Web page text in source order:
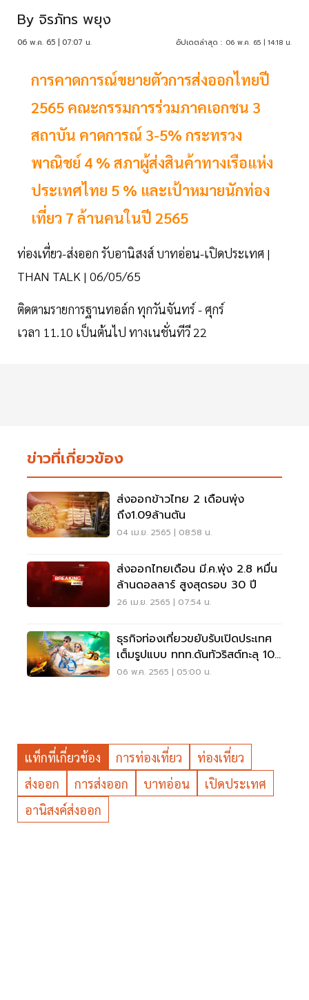
By จิรภัทร พยุง
06 พ.ค. 65 | 07:07 น. อัปเดตล่าสุด : 06 พ.ค. 65 | 14:18 น.
การคาดการณ์ขยายตัวการส่งออกไทยปี
2565 คณะกรรมการร่วมภาคเอกชน 3
สถาบัน คาดการณ์ 3-5% กระทรวง
พาณิชย์ 4 % สภาผู้ส่งสินค้าทางเรือแห่ง
ประเทศไทย 5 % และเป้าหมายนักท่อง
เที่ยว 7 ล้านคนในปี 2565
ท่องเที่ยว-ส่งออก รับอานิสงส์ บาทอ่อน-เปิดประเทศ |
THAN TALK | 06/05/65
ติดตามรายการฐานทอล์ก ทุกวันจันทร์ - ศุกร์
เวลา 11.10 เป็นต้นไป ทางเนชั่นทีวี 22
ข่าวที่เกี่ยวข้อง
ส่งออกข้าวไทย 2 เดือนพุ่ง
ถึง1.09ล้านตัน
04 เม.ย. 2565 | 08:58 น.
ส่งออกไทยเดือน มี.ค.พุ่ง 2.8 หมื่น
ล้านดอลลาร์ สูงสุดรอบ 30 ปี
26 เม.ย. 2565 | 07:54 น.
ธุรกิจท่องเที่ยวขยับรับเปิดประเทศ
เต็มรูปแบบ ททท.ดันทัวริสต์ทะลุ 10
ล้านคน
06 พ.ค. 2565 | 05:00 น.
แท็กที่เกี่ยวข้อง การท่องเที่ยว
ท่องเที่ยว
ส่งออก
การส่งออก บาทอ่อน
เปิดประเทศ
อานิสงค์ส่งออก